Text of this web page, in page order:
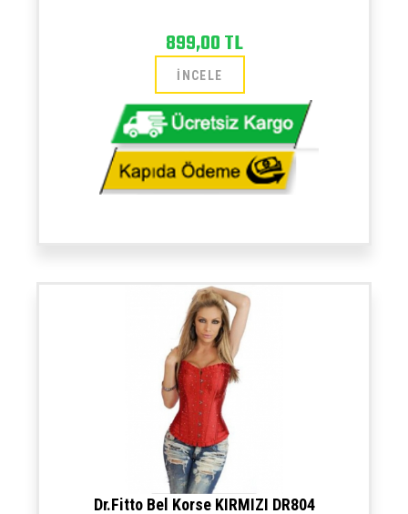
899,00 TL
İNCELE
Dr.Fitto Bel Korse KIRMIZI DR804